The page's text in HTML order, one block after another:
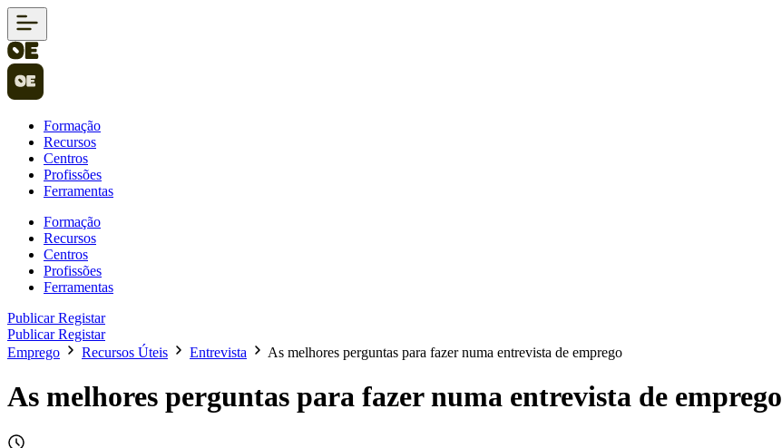
Formação
Recursos
Centros
Profissões
Ferramentas
Formação
Recursos
Centros
Profissões
Ferramentas
PublicarRegistar
PublicarRegistar
Emprego
Recursos Úteis Entrevista As melhores perguntas para fazer numa entrevista de emprego
As melhores perguntas para fazer numa entrevista de emprego